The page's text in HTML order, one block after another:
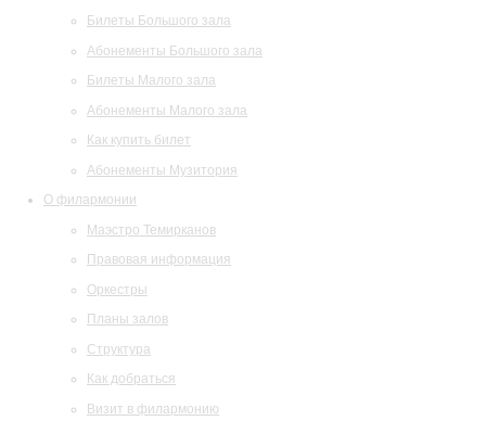
Билеты Большого зала
Абонементы Большого зала
Билеты Малого зала
Абонементы Малого зала
Как купить билет
Абонементы Музитория
О филармонии
Маэстро Темирканов
Правовая информация
Оркестры
Планы залов
Структура
Как добраться
Визит в филармонию